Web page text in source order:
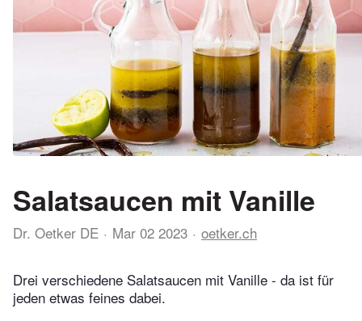
Salatsaucen mit Vanille
Dr. Oetker DE Mar 02 2023 oetker.ch
Drei verschiedene Salatsaucen mit Vanille - da ist für
jeden etwas feines dabei.